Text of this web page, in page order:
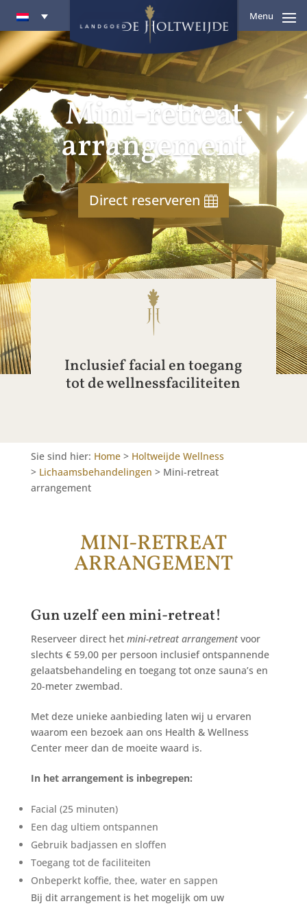
Menu
Mini-retreat
arrangement
Direct reserveren
Inclusief facial en toegang
tot de wellnessfaciliteiten
Sie sind hier: Home> Holtweijde Wellness
> Lichaamsbehandelingen > Mini-retreat
arrangement
MINI-RETREAT
ARRANGEMENT
Gun uzelf een mini-retreat!
Reserveer direct het mini-retreat arrangementvoor
slechts € 59,00 per persoon inclusief ontspannende
gelaatsbehandeling en toegang tot onze sauna’s en
20-meter zwembad.
Met deze unieke aanbieding laten wij u ervaren
waarom een bezoek aan ons Health & Wellness
Center meer dan de moeite waard is.
In het arrangement is inbegrepen:
Facial (25 minuten)
Een dag ultiem ontspannen
Gebruik badjassen en sloffen
Toegang tot de faciliteiten
Onbeperkt koffie, thee, water en sappen
Bij dit arrangement is het mogelijk om uw